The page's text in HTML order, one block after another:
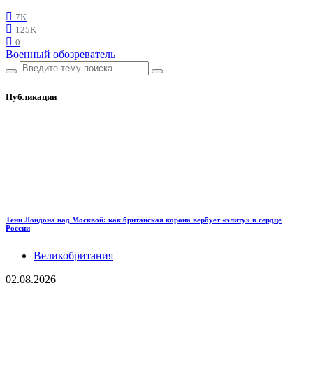
7K
125K
0
Военный обозреватель
Публикации
Тени Лондона над Москвой: как британская корона вербует «элиту» в сердце
России
Великобритания
02.08.2026